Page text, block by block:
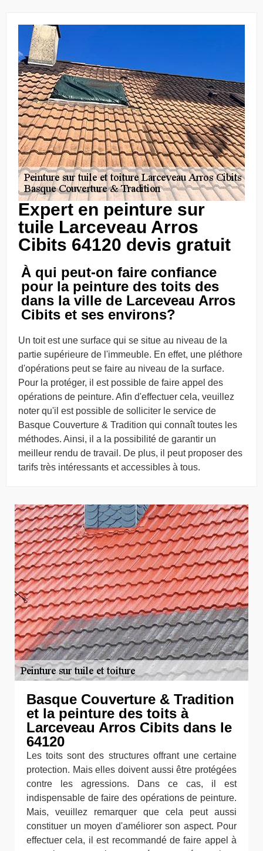
Expert en peinture sur
tuile Larceveau Arros
Cibits 64120 devis gratuit
À qui peut-on faire confiance
pour la peinture des toits des
dans la ville de Larceveau Arros
Cibits et ses environs?
Un toit est une surface qui se situe au niveau de la
partie supérieure de l'immeuble. En effet, une pléthore
d'opérations peut se faire au niveau de la surface.
Pour la protéger, il est possible de faire appel des
opérations de peinture. Afin d'effectuer cela, veuillez
noter qu'il est possible de solliciter le service de
Basque Couverture & Tradition qui connaît toutes les
méthodes. Ainsi, il a la possibilité de garantir un
meilleur rendu de travail. De plus, il peut proposer des
tarifs très intéressants et accessibles à tous.
Basque Couverture & Tradition
et la peinture des toits à
Larceveau Arros Cibits dans le
64120
Les toits sont des structures offrant une certaine
protection. Mais elles doivent aussi être protégées
contre les agressions. Dans ce cas, il est
indispensable de faire des opérations de peinture.
Mais, veuillez remarquer que cela peut aussi
constituer un moyen d'améliorer son aspect. Pour
effectuer cela, il est recommandé de faire appel à